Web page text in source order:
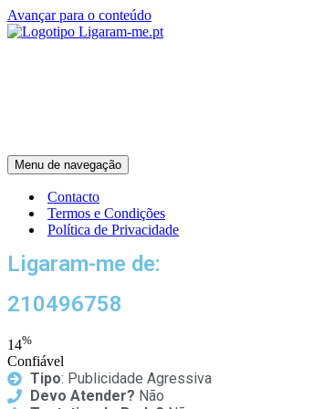
Avançar para o conteúdo
Menu de navegação
Contacto
Termos e Condições
Política de Privacidade
Ligaram-me de:
210496758
14%
Confiável
Tipo: Publicidade Agressiva
Devo Atender? Não